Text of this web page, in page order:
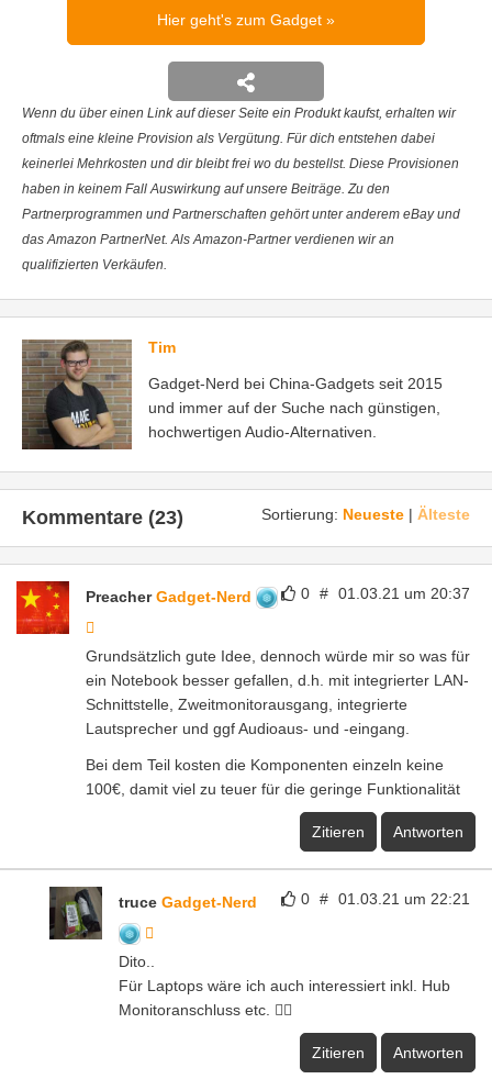
Hier geht's zum Gadget
Wenn du über einen Link auf dieser Seite ein Produkt kaufst, erhalten wir
oftmals eine kleine Provision als Vergütung. Für dich entstehen dabei
keinerlei Mehrkosten und dir bleibt frei wo du bestellst. Diese Provisionen
haben in keinem Fall Auswirkung auf unsere Beiträge. Zu den
Partnerprogrammen und Partnerschaften gehört unter anderem eBay und
das Amazon PartnerNet. Als Amazon-Partner verdienen wir an
qualifizierten Verkäufen.
Tim
Gadget-Nerd bei China-Gadgets seit 2015
und immer auf der Suche nach günstigen,
hochwertigen Audio-Alternativen.
Sortierung: Neueste | Älteste
Kommentare (23)
0 # 01.03.21 um 20:37
PreacherGadget-Nerd
Grundsätzlich gute Idee, dennoch würde mir so was für
ein Notebook besser gefallen, d.h. mit integrierter LAN-
Schnittstelle, Zweitmonitorausgang, integrierte
Lautsprecher und ggf Audioaus- und -eingang.
Bei dem Teil kosten die Komponenten einzeln keine
100€, damit viel zu teuer für die geringe Funktionalität
Zitieren Antworten
0 # 01.03.21 um 22:21
truce Gadget-Nerd
Dito..
Für Laptops wäre ich auch interessiert inkl. Hub
Monitoranschluss etc. 👍🏼
Zitieren Antworten